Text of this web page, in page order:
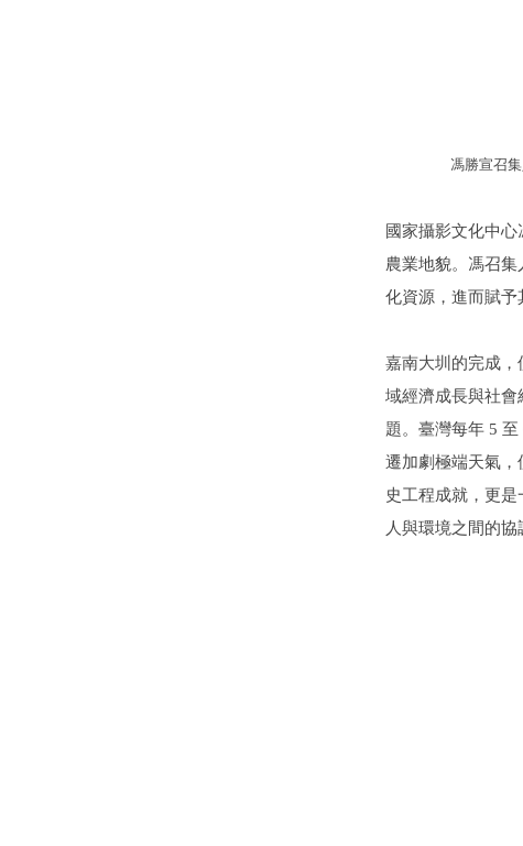
馮勝宣召
國家攝影文化中
農業地貌。馮召
化資源，進而賦予
嘉南大圳的完成
域經濟成長與社
題。臺灣每年 5
遷加劇極端天氣
史工程成就，更
人與環境之間的